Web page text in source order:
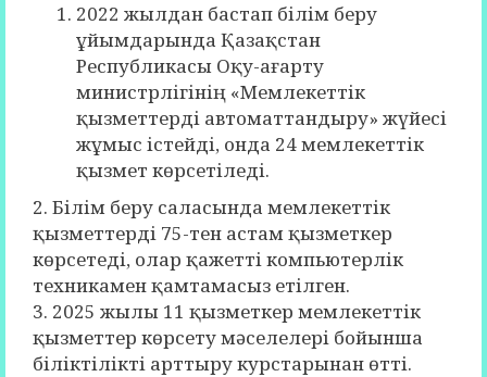
2022 жылдан бастап білім беру
ұйымдарында Қазақстан
Республикасы Оқу-ағарту
министрлігінің «Мемлекеттік
қызметтерді автоматтандыру» жүйесі
жұмыс істейді, онда 24 мемлекеттік
қызмет көрсетіледі.
2. Білім беру саласында мемлекеттік
қызметтерді 75-тен астам қызметкер
көрсетеді, олар қажетті компьютерлік
техникамен қамтамасыз етілген.
3. 2025 жылы 11 қызметкер мемлекеттік
қызметтер көрсету мәселелері бойынша
біліктілікті арттыру курстарынан өтті.